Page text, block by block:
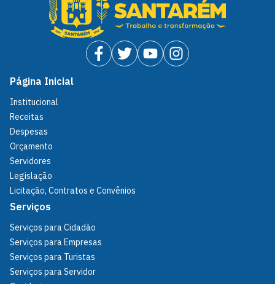
Página Inicial
Institucional
Receitas
Despesas
Orçamento
Servidores
Legislação
Licitação, Contratos e Convênios
Serviços
Serviços para Cidadão
Serviços para Empresas
Serviços para Turistas
Serviços para Servidor